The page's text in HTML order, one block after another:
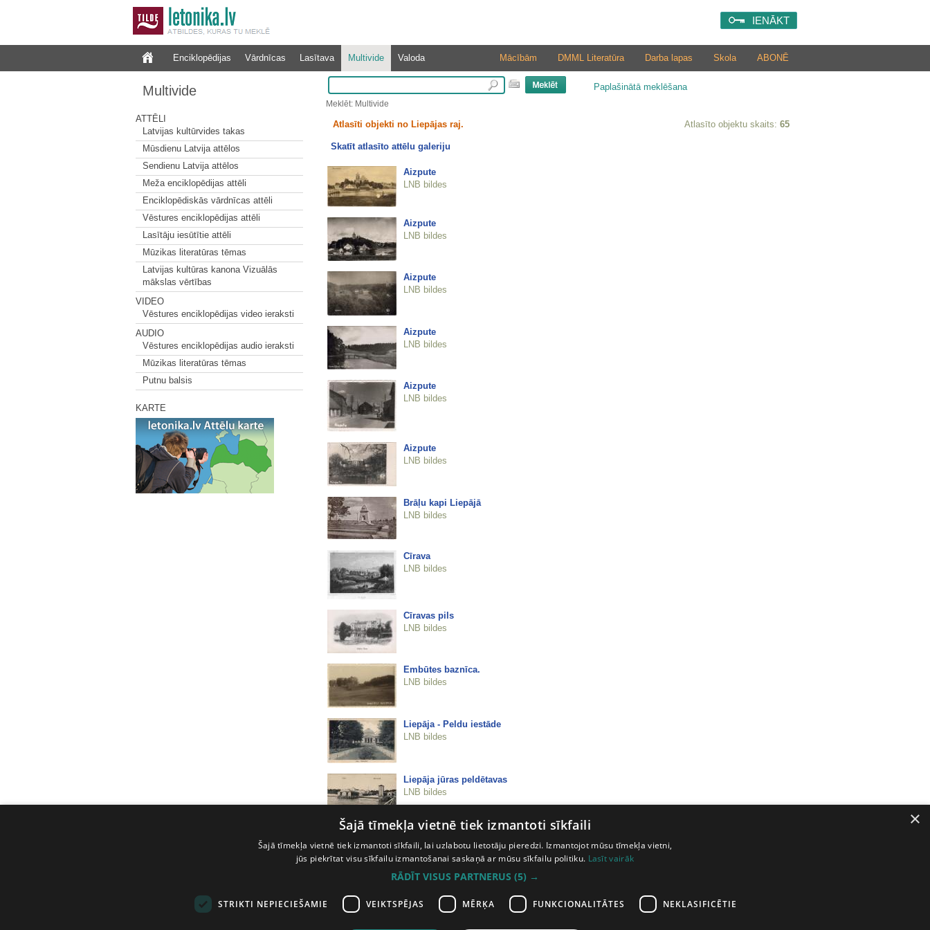
IENĀKT
Enciklopēdijas Vārdnīcas Lasītava Multivide Valoda ABONĒ
Skola
Darba lapas
DMML Literatūra
Mācībām
Multivide
ATTĒLI
Latvijas kultūrvides takas
Mūsdienu Latvija attēlos
Sendienu Latvija attēlos
Meža enciklopēdijas attēli
Enciklopēdiskās vārdnīcas attēli
Vēstures enciklopēdijas attēli
Lasītāju iesūtītie attēli
Mūzikas literatūras tēmas
Latvijas kultūras kanona Vizuālās
mākslas vērtības
VIDEO
Vēstures enciklopēdijas video ieraksti
AUDIO
Vēstures enciklopēdijas audio ieraksti
Mūzikas literatūras tēmas
Putnu balsis
KARTE
Paplašinātā meklēšana
Meklēt: Multivide
Atlasīti objekti no Liepājas raj. Atlasīto objektu skaits: 65
Skatīt atlasīto attēlu galeriju
Aizpute
LNB bildes
Aizpute
LNB bildes
Aizpute
LNB bildes
Aizpute
LNB bildes
Aizpute
LNB bildes
Aizpute
LNB bildes
Brāļu kapi Liepājā
LNB bildes
Cīrava
LNB bildes
Cīravas pils
LNB bildes
Embūtes baznīca.
LNB bildes
Liepāja - Peldu iestāde
LNB bildes
Liepāja jūras peldētavas
LNB bildes
Liepāja, Lazaretes iela 2/4
LNB bildes
LNB bildes
×
Šajā tīmekļa vietnē tiek izmantoti sīkfaili
Šajā tīmekļa vietnē tiek izmantoti sīkfaili, lai uzlabotu lietotāju pieredzi. Izmantojot mūsu tīmekļa vietni,
jūs piekrītat visu sīkfailu izmantošanai saskaņā ar mūsu sīkfailu politiku. Lasīt vairāk
RĀDĪT VISUS PARTNERUS (5) →
STRIKTI NEPIECIEŠAMIE VEIKTSPĒJAS MĒRĶA FUNKCIONALITĀTES NEKLASIFICĒTIE